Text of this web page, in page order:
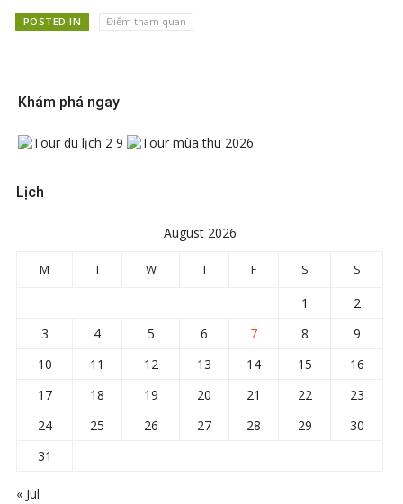
POSTED IN Điểm tham quan
Khám phá ngay
Lịch
August 2026
M T W T F S S
1
2
3
4 5 6 7 8
9
10
11 12 13 14 15
16
17
18 19 20 21 22
23
24
25 26 27 28 29
30
31
« Jul